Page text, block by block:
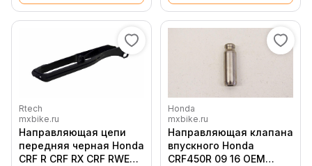
Rtech
mxbike.ru
Направляющая цепи
передняя черная Honda
CRF R CRF RX CRF RWE
Honda
mxbike.ru
Направляющая клапана
впускного Honda
CRF450R 09 16 OEM